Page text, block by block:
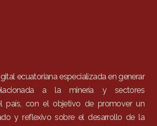
ecuatoriana especializada en generar
a la minería y sectores
país, con el objetivo de promover un
y reflexivo sobre el desarrollo de la